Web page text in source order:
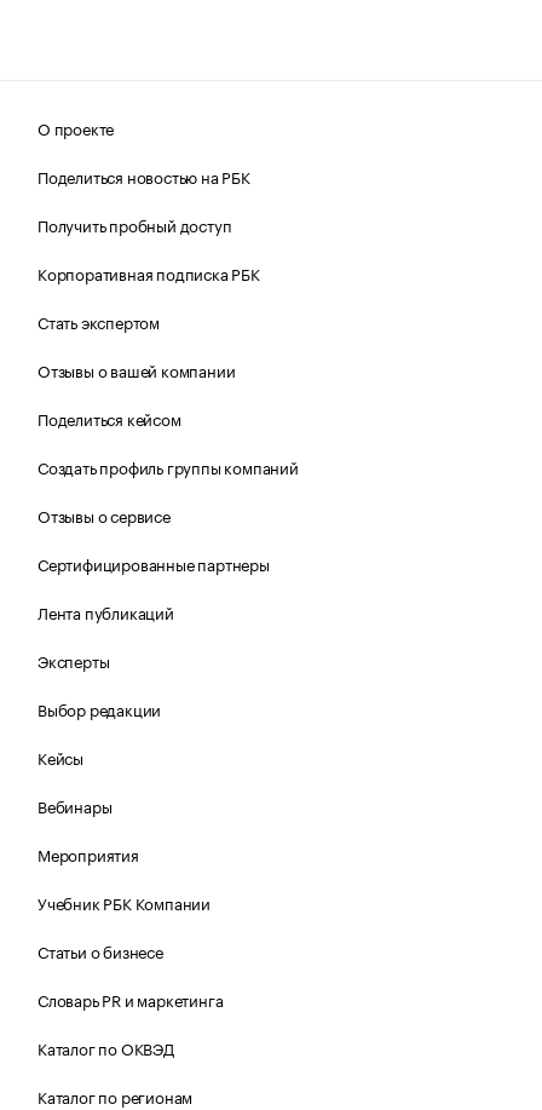
О проекте
Поделиться новостью на РБК
Получить пробный доступ
Корпоративная подписка РБК
Стать экспертом
Отзывы о вашей компании
Поделиться кейсом
Создать профиль группы компаний
Отзывы о сервисе
Сертифицированные партнеры
Лента публикаций
Эксперты
Выбор редакции
Кейсы
Вебинары
Мероприятия
Учебник РБК Компании
Статьи о бизнесе
Словарь PR и маркетинга
Каталог по ОКВЭД
Каталог по регионам